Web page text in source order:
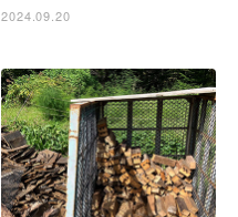
2024.09.20